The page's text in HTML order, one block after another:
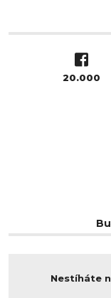
20.000
Nestíháte